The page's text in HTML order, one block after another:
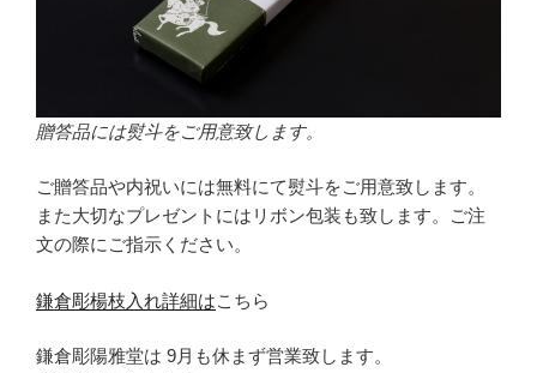
贈答品には熨斗をご用意致します。
ご贈答品や内祝いには無料にて熨斗をご用意致します。
また大切なプレゼントにはリボン包装も致します。ご注
文の際にご指示ください。
鎌倉彫楊枝入れ詳細はこちら
鎌倉彫陽雅堂は 9月も休まず営業致します。